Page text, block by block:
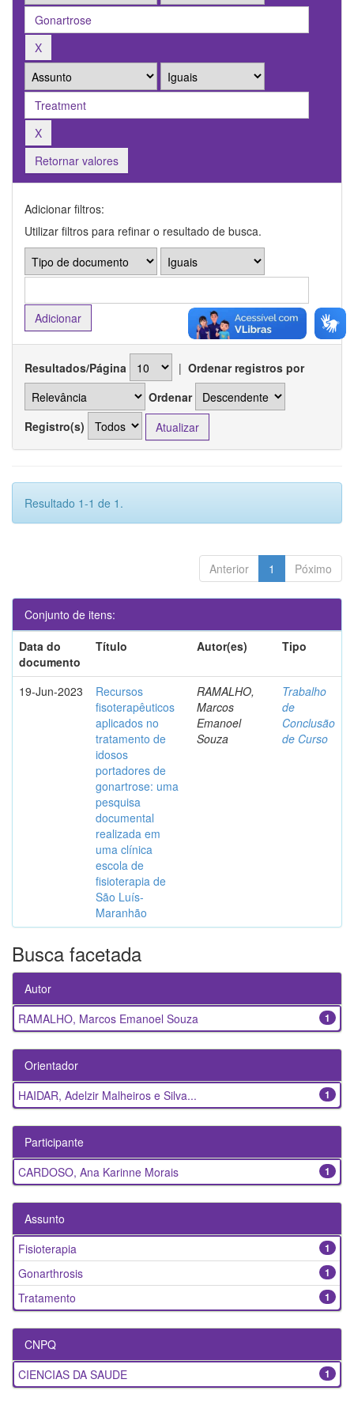
Retornar valores
Adicionar filtros:
Utilizar filtros para refinar o resultado de busca.
Resultados/Página | Ordenar registros por
Ordenar
Registro(s)
Resultado 1-1 de 1.
Anterior 1 Póximo
Conjunto de itens:
Data do
documento
Título Autor(es) Tipo
19-Jun-2023
Recursos
fisoterapêuticos
aplicados no
tratamento de
idosos
portadores de
gonartrose: uma
pesquisa
documental
realizada em
uma clínica
escola de
fisioterapia de
São Luís-
Maranhão
RAMALHO,
Marcos
Emanoel
Souza
Trabalho
de
Conclusão
de Curso
Busca facetada
Autor
1
RAMALHO, Marcos Emanoel Souza
Orientador
1
HAIDAR, Adelzir Malheiros e Silva...
Participante
1
CARDOSO, Ana Karinne Morais
Assunto
1
Fisioterapia
1
Gonarthrosis
1
Tratamento
CNPQ
1
CIENCIAS DA SAUDE